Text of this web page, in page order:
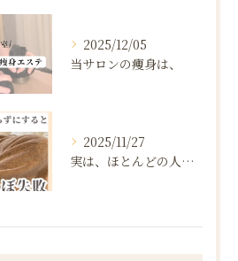
2025/12/05
当サロンの痩身は、
2025/11/27
実は、ほとんどの人は“ダイエットを始める前の段階”で失敗が確...